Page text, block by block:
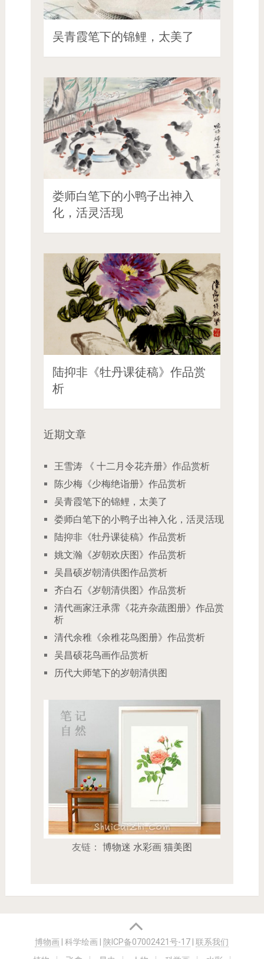
吴青霞笔下的锦鲤，太美了
娄师白笔下的小鸭子出神入
化，活灵活现
陆抑非《牡丹课徒稿》作品赏
析
近期文章
王雪涛 《 十二月令花卉册》作品赏析
陈少梅《少梅绝诣册》作品赏析
吴青霞笔下的锦鲤，太美了
娄师白笔下的小鸭子出神入化，活灵活现
陆抑非《牡丹课徒稿》作品赏析
姚文瀚《岁朝欢庆图》作品赏析
吴昌硕岁朝清供图作品赏析
齐白石《岁朝清供图》作品赏析
清代画家汪承霈《花卉杂蔬图册》作品赏
析
清代余稚《余稚花鸟图册》作品赏析
吴昌硕花鸟画作品赏析
历代大师笔下的岁朝清供图
友链： 博物迷 水彩画 猫美图
博物画 | 科学绘画 | 陕ICP备07002421号-17 |联系我们